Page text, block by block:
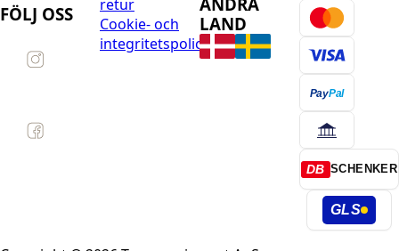
FÖLJ OSS
retur
Cookie- och
integritetspolicy
LAND
PayPal
DB SCHENKER
GLS